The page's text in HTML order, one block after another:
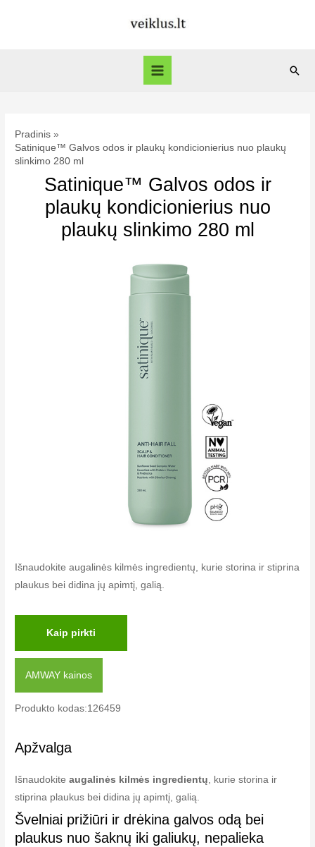
Main
Pradinis
Satinique™ Galvos odos ir plaukų kondicionierius nuo plaukų
slinkimo 280 ml
Satinique™ Galvos odos ir
plaukų kondicionierius nuo
plaukų slinkimo 280 ml
Išnaudokite augalinės kilmės ingredientų, kurie storina ir stiprina
plaukus bei didina jų apimtį, galią.
Kaip pirkti
AMWAY kainos
Produkto kodas:126459
Apžvalga
Išnaudokiteaugalinės kilmės ingredientų , kurie storina ir
stiprina plaukus bei didina jų apimtį, galią.
Švelniai prižiūri ir drėkina galvos odą bei
plaukus nuo šaknų iki galiukų, nepalieka